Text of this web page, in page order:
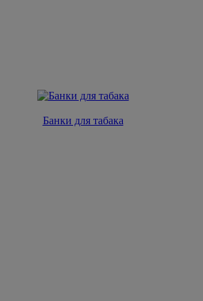
Банки для табака